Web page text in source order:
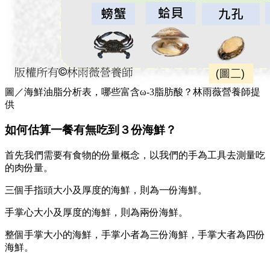
圖／海鮮油脂分析表，哪些富含ω-3脂肪酸？林雨薇營養師提
供
如何估算一餐有無吃到３份海鮮？
首先我們需要有食物的份量概念，以我們的手為工具去測量吃
的肉份量。
三個手指頭大小及厚度的海鮮，則為一份海鮮。
手掌心大小及厚度的海鮮，則為兩份海鮮。
整個手掌大小的海鮮，手掌小者為三份海鮮，手掌大者為四份
海鮮。